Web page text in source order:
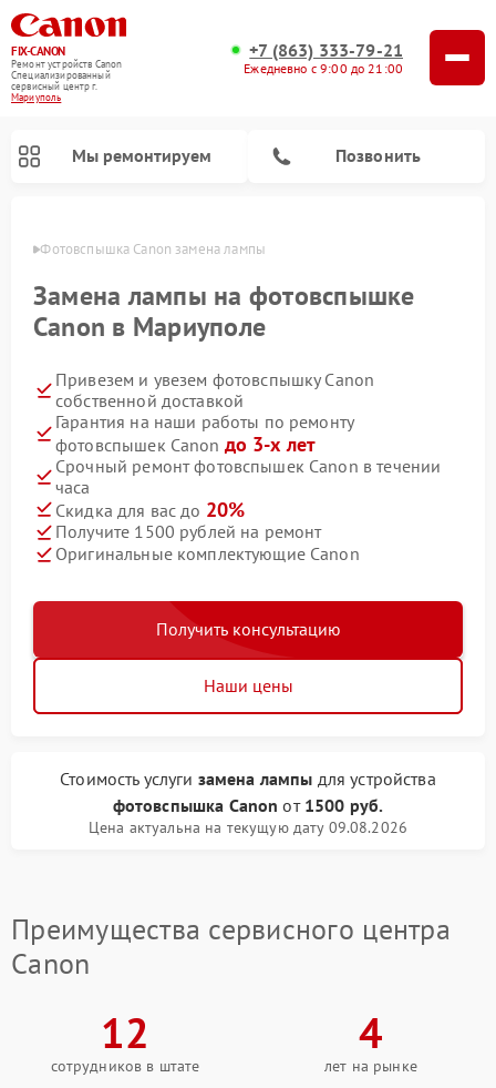
FIX-CANON
Ремонт устройств Canon
Специализированный
cервисный центр г.
Мариуполь
+7 (863) 333-79-21
Ежедневно с 9:00 до 21:00
Мы ремонтируем Позвонить
Фотовспышка Canon замена лампы
Замена лампы на фотовспышке
Canon в Мариуполе
Привезем и увезем фотовспышку Canon
собственной доставкой
Гарантия на наши работы по ремонту
фотовспышек Canon до 3-х лет
Срочный ремонт фотовспышек Canon в течении
часа
Скидка для вас до 20%
Получите 1500 рублей на ремонт
Оригинальные комплектующие Canon
Получить консультацию
Наши цены
Стоимость услуги замена лампы для устройства
фотовспышка Canon от 1500 руб.
Цена актуальна на текущую дату 09.08.2026
Преимущества сервисного центра
Canon
12
сотрудников в штате
4
лет на рынке